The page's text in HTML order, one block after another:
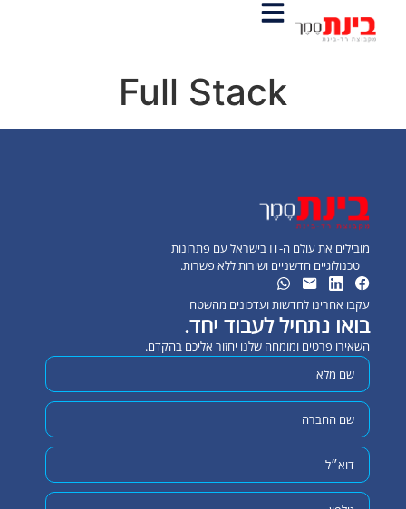
Full Stack
מובילים את עולם ה-IT בישראל עם פתרונות
טכנולוגיים חדשניים ושירות ללא פשרות.
עקבו אחרינו לחדשות ועדכונים מהשטח
בואו נתחיל לעבוד יחד.
השאירו פרטים ומומחה שלנו יחזור אליכם בהקדם.